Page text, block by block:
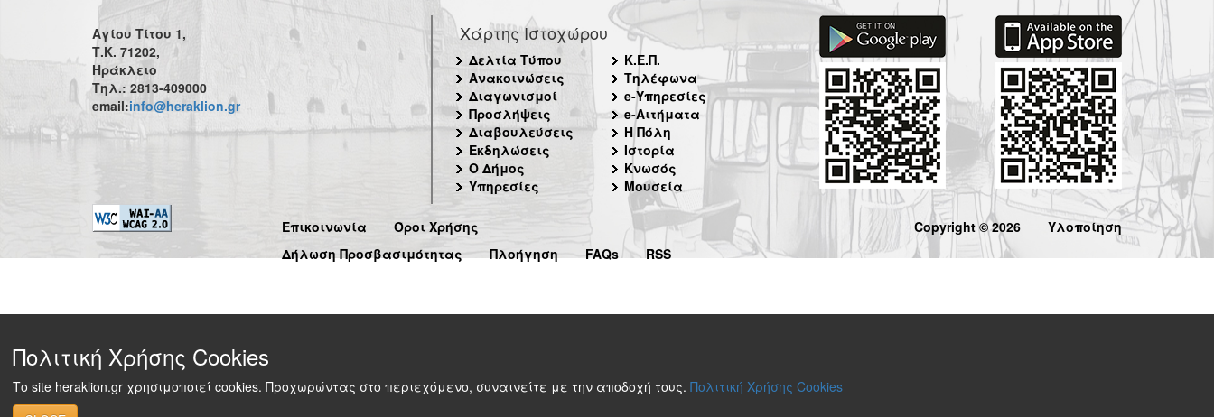
Αγίου Τίτου 1,
Τ.Κ. 71202,
Ηράκλειο
Τηλ.: 2813-409000
email:info@heraklion.gr
Χάρτης Ιστοχώρου
Δελτία Τύπου
Ανακοινώσεις
Διαγωνισμοί
Προσλήψεις
Διαβουλεύσεις
Εκδηλώσεις
Ο Δήμος
Υπηρεσίες
Κ.Ε.Π.
Τηλέφωνα
e-Υπηρεσίες
e-Αιτήματα
Η Πόλη
Ιστορία
Κνωσός
Μουσεία
Επικοινωνία
Όροι Χρήσης
Δήλωση Προσβασιμότητας
Πλοήγηση FAQs RSS
Copyright © 2026 Υλοποίηση
Πολιτική Χρήσης Cookies
Το site heraklion.gr χρησιμοποιεί cookies. Προχωρώντας στο περιεχόμενο, συναινείτε με την αποδοχή τους. Πολιτική Χρήσης Cookies